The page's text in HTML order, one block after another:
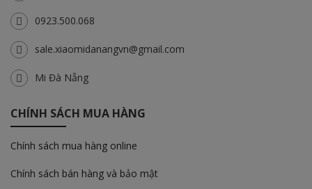
0923.500.068
sale.xiaomidanangvn@gmail.com
Mi Đà Nẵng
CHÍNH SÁCH MUA HÀNG
Chính sách mua hàng online
Chính sách bán hàng và bảo mật